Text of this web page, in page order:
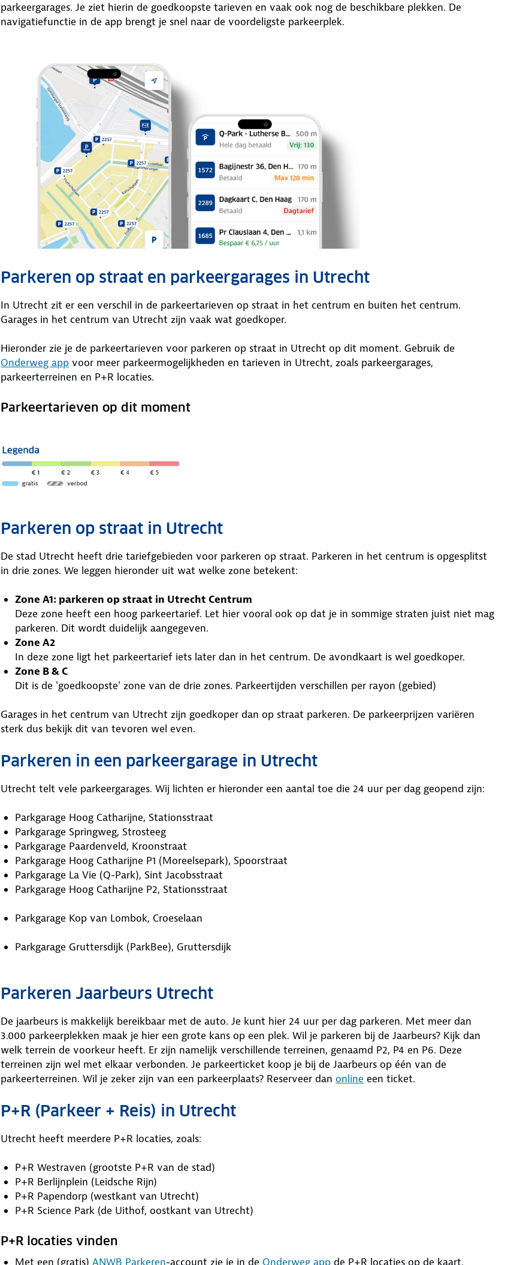
parkeergarages. Je ziet hierin de goedkoopste tarieven en vaak ook nog de beschikbare plekken. De
navigatiefunctie in de app brengt je snel naar de voordeligste parkeerplek.
Parkeren op straat en parkeergarages in Utrecht
In Utrecht zit er een verschil in de parkeertarieven op straat in het centrum en buiten het centrum.
Garages in het centrum van Utrecht zijn vaak wat goedkoper.
Hieronder zie je de parkeertarieven voor parkeren op straat in Utrecht op dit moment. Gebruik de
Onderweg app voor meer parkeermogelijkheden en tarieven in Utrecht, zoals parkeergarages,
parkeerterreinen en P+R locaties.
Parkeertarieven op dit moment
Parkeren op straat in Utrecht
De stad Utrecht heeft drie tariefgebieden voor parkeren op straat. Parkeren in het centrum is opgesplitst
in drie zones. We leggen hieronder uit wat welke zone betekent:
Zone A1: parkeren op straat in Utrecht Centrum
Deze zone heeft een hoog parkeertarief. Let hier vooral ook op dat je in sommige straten juist niet mag
parkeren. Dit wordt duidelijk aangegeven.
Zone A2
In deze zone ligt het parkeertarief iets later dan in het centrum. De avondkaart is wel goedkoper.
Zone B & C
Dit is de 'goedkoopste' zone van de drie zones. Parkeertijden verschillen per rayon (gebied)
Garages in het centrum van Utrecht zijn goedkoper dan op straat parkeren. De parkeerprijzen variëren
sterk dus bekijk dit van tevoren wel even.
Parkeren in een parkeergarage in Utrecht
Utrecht telt vele parkeergarages. Wij lichten er hieronder een aantal toe die 24 uur per dag geopend zijn:
Parkgarage Hoog Catharijne, Stationsstraat
Parkgarage Springweg, Strosteeg
Parkgarage Paardenveld, Kroonstraat
Parkgarage Hoog Catharijne P1 (Moreelsepark), Spoorstraat
Parkgarage La Vie (Q-Park), Sint Jacobsstraat
Parkgarage Hoog Catharijne P2, Stationsstraat
Parkgarage Kop van Lombok, Croeselaan
Parkgarage Gruttersdijk (ParkBee), Gruttersdijk
Parkeren Jaarbeurs Utrecht
De jaarbeurs is makkelijk bereikbaar met de auto. Je kunt hier 24 uur per dag parkeren. Met meer dan
3.000 parkeerplekken maak je hier een grote kans op een plek. Wil je parkeren bij de Jaarbeurs? Kijk dan
welk terrein de voorkeur heeft. Er zijn namelijk verschillende terreinen, genaamd P2, P4 en P6. Deze
terreinen zijn wel met elkaar verbonden. Je parkeerticket koop je bij de Jaarbeurs op één van de
parkeerterreinen. Wil je zeker zijn van een parkeerplaats? Reserveer dan online een ticket.
P+R (Parkeer + Reis) in Utrecht
Utrecht heeft meerdere P+R locaties, zoals:
P+R Westraven (grootste P+R van de stad)
P+R Berlijnplein (Leidsche Rijn)
P+R Papendorp (westkant van Utrecht)
P+R Science Park (de Uithof, oostkant van Utrecht)
P+R locaties vinden
Met een (gratis)ANWB Parkeren-account zie je in de Onderweg app de P+R locaties op de kaart.